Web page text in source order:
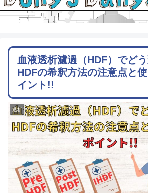
血液透析濾過（HDF）でど
HDFの希釈方法の注意点と
イント!!
透析